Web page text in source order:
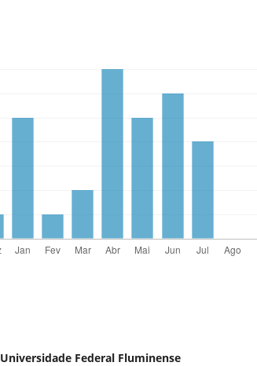
Universidade Federal Fluminense